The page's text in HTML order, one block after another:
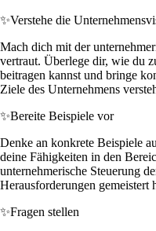
✨Verstehe die
Mach dich mit der
vertraut. Überlege dir, wie du
beitragen kannst und bringe
Ziele des Unternehmens
✨Bereite Beispiele vor
Denke an konkrete Beispiele
deine Fähigkeiten in den
unternehmerische Steuerung
Herausforderungen gemeistert
✨Fragen stellen